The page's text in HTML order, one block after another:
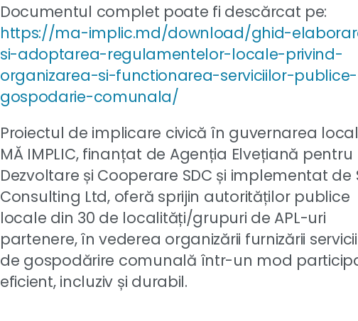
Documentul complet poate fi descărcat pe:
https://ma-implic.md/download/ghid-
si-adoptarea-regulamentelor-locale-privind-
organizarea-si-functionarea-serviciilor-
gospodarie-comunala/
Proiectul de implicare civică în guvernarea
MĂ IMPLIC, finanțat de Agenția Elvețiană pentru
Dezvoltare și Cooperare SDC și implementat de
Consulting Ltd, oferă sprijin autorităților publice
locale din 30 de localități/grupuri de APL-uri
partenere, în vederea organizării furnizării
de gospodărire comunală într-un mod
eficient, incluziv și durabil.